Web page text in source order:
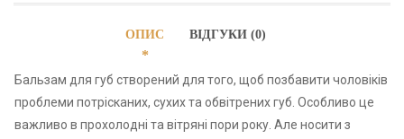
ОПИС ВІДГУКИ (0)
Бальзам для губ створений для того, щоб позбавити чоловіків
проблеми потрісканих, сухих та обвітрених губ. Особливо це
важливо в прохолодні та вітряні пори року. Але носити з